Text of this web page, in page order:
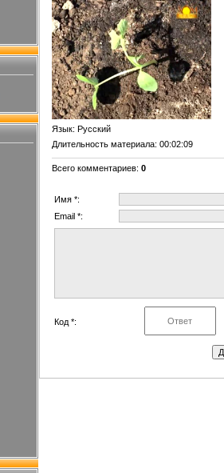
Язык: Русский
Длительность материала: 00:02:09
Всего комментариев: 0
Имя *:
Email *:
Код *: